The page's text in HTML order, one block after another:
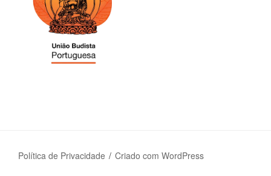
Política de Privacidade Criado com WordPress